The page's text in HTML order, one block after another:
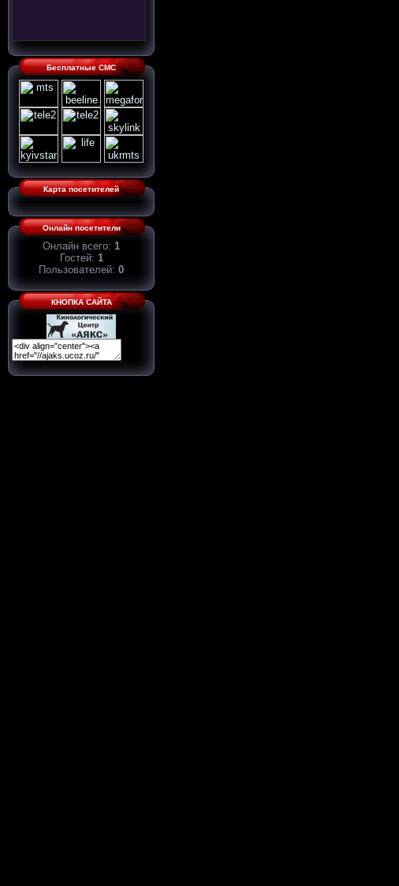
Бесплатные СМС
Карта посетителей
Онлайн посетители
Онлайн всего: 1
Гостей: 1
Пользователей: 0
КНОПКА САЙТА